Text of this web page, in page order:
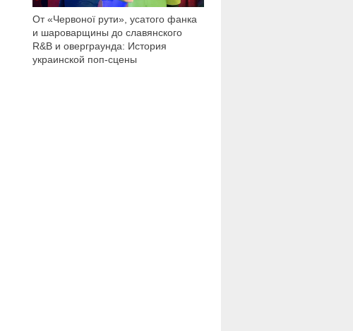
От «Червоної рути», усатого фанка
и шароварщины до славянского
R&B и оверграунда: История
украинской поп-сцены